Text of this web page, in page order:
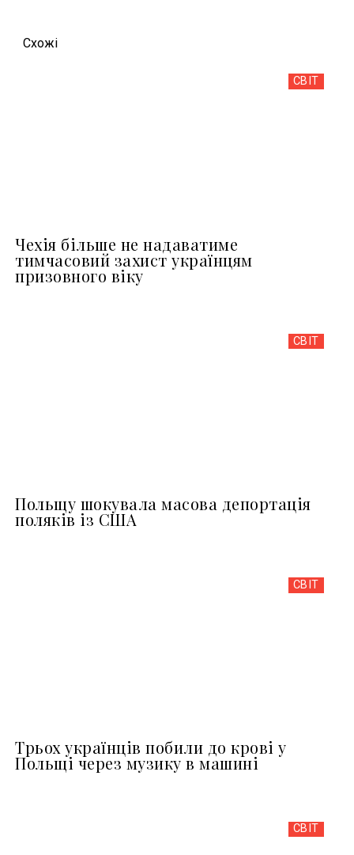
Схожi
СВІТ
Чехія більше не надаватиме
тимчасовий захист українцям
призовного віку
СВІТ
Польщу шокувала масова депортація
поляків із США
СВІТ
Трьох українців побили до крові у
Польщі через музику в машині
СВІТ